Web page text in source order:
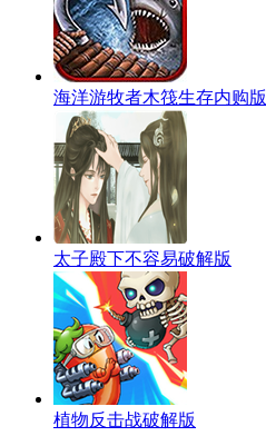
海洋游牧者木筏生存内购版
太子殿下不容易破解版
植物反击战破解版